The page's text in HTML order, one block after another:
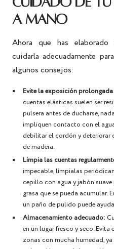
A MANO
Ahora que has
cuidarla adecuadamente
algunos consejos:
Evite la exposición
cuentas elásticas suelen ser
pulsera antes de ducharse,
impliquen contacto con el
debilitar el cordón y deteriorar
de madera.
Limpia las cuentas
impecable, límpialas
cepillo con agua y jabón
grasa que se pueda acumular.
un paño de pulido puede
Almacenamiento adecuado:
en un lugar fresco y seco.
zonas con mucha humedad,